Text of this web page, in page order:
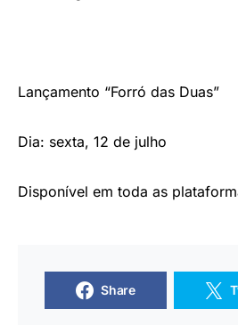
Lançamento “Forró das Duas”
Dia: sexta, 12 de julho
Disponível em toda as
Share